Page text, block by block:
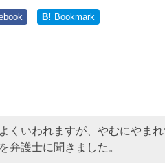
B! Bookmark
くいわれますが、やむにやま
弁護士に聞きました。